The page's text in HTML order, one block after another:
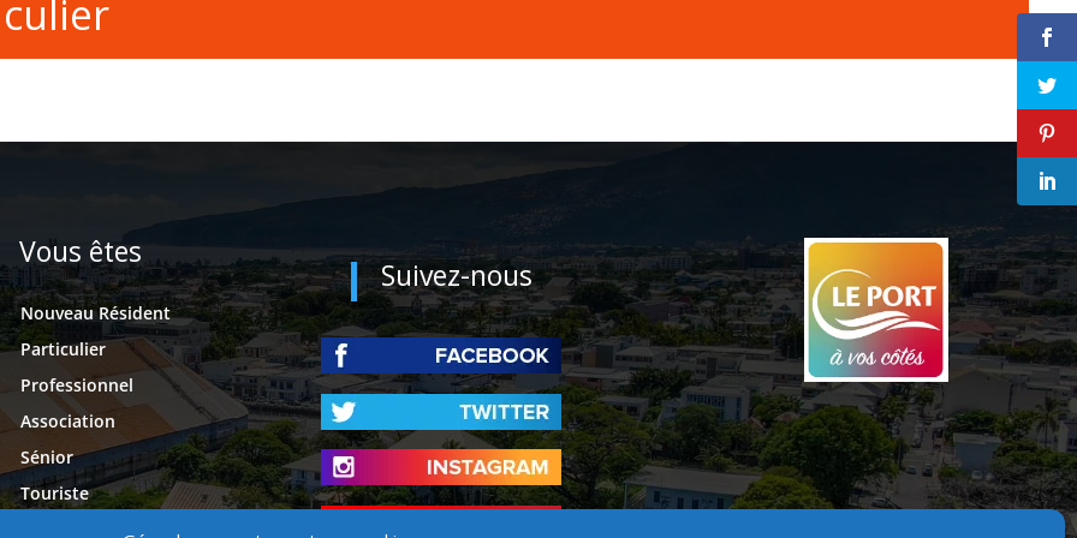
Vous êtes
Nouveau Résident
Particulier
Professionnel
Association
Sénior
Touriste
Suivez-nous